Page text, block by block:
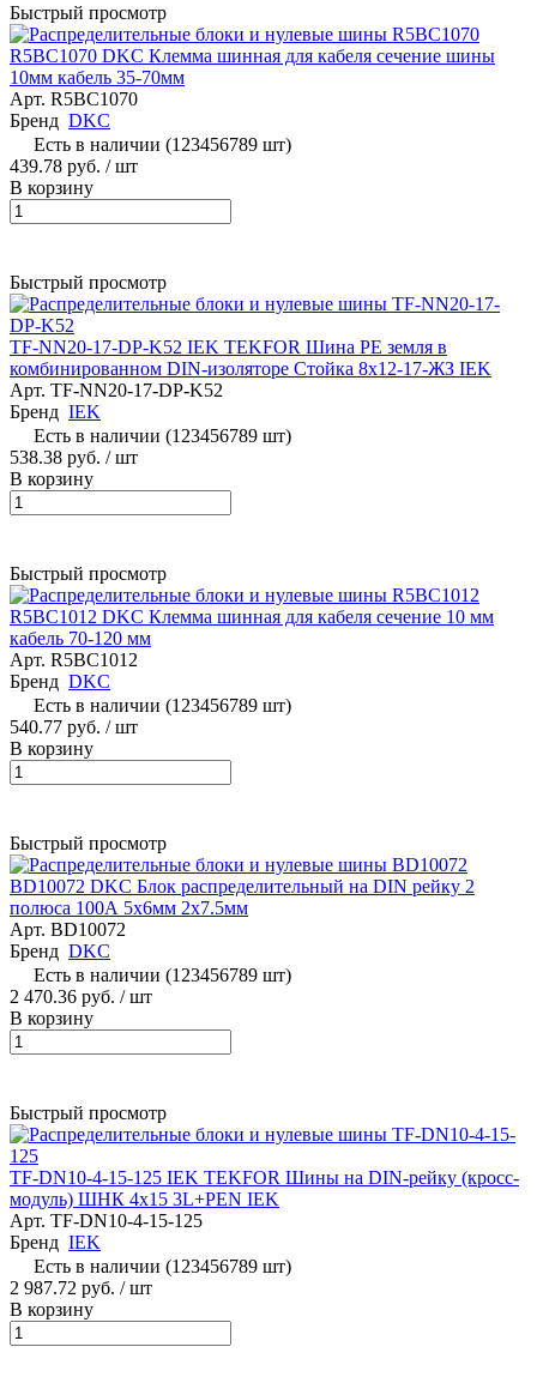
Быстрый просмотр
R5BC1070 DKC Клемма шинная для кабеля сечение шины
10мм кабель 35-70мм
Арт. R5BC1070
Бренд DKC
Есть в наличии (123456789 шт)
439.78 руб. / шт
В корзину
Быстрый просмотр
TF-NN20-17-DP-K52 IEK TEKFOR Шина PE земля в
комбинированном DIN-изоляторе Стойка 8х12-17-ЖЗ IEK
Арт. TF-NN20-17-DP-K52
Бренд IEK
Есть в наличии (123456789 шт)
538.38 руб. / шт
В корзину
Быстрый просмотр
R5BC1012 DKC Клемма шинная для кабеля сечение 10 мм
кабель 70-120 мм
Арт. R5BC1012
Бренд DKC
Есть в наличии (123456789 шт)
540.77 руб. / шт
В корзину
Быстрый просмотр
BD10072 DKC Блок распределительный на DIN рейку 2
полюса 100А 5х6мм 2х7.5мм
Арт. BD10072
Бренд DKC
Есть в наличии (123456789 шт)
2 470.36 руб. / шт
В корзину
Быстрый просмотр
TF-DN10-4-15-125 IEK TEKFOR Шины на DIN-рейку (кросс-
модуль) ШНК 4х15 3L+PEN IEK
Арт. TF-DN10-4-15-125
Бренд IEK
Есть в наличии (123456789 шт)
2 987.72 руб. / шт
В корзину